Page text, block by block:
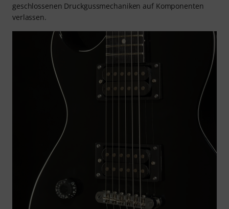
geschlossenen Druckgussmechaniken auf Komponenten
verlassen.